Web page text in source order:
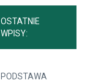
OSTATNIE
WPISY:
PODSTAWA